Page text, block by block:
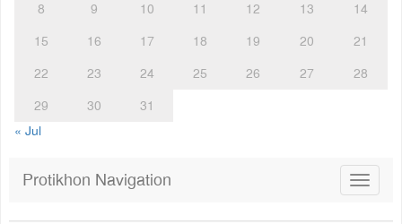
8
9 10 11 12 13
14
15
16 17 18 19 20
21
22
23 24 25 26 27
28
29
30
31
« Jul
Toggle
Protikhon Navigation